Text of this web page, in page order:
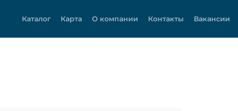
Каталог Карта О компании Контакты Вакансии